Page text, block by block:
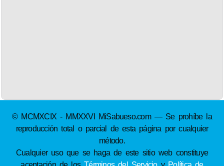
© MCMXCIX - MMXXVI MiSabueso.com — Se prohíbe la
reproducción total o parcial de esta página por cualquier
método.
Cualquier uso que se haga de este sitio web constituye